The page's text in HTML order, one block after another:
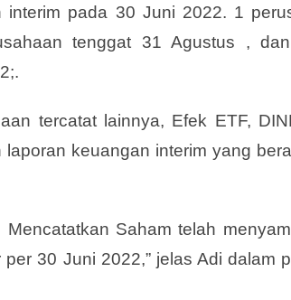
interim pada 30 Juni 2022. 1
tenggat 31 Agustus ,
tercatat lainnya, Efek ETF,
keuangan interim yang
Saham telah
30 Juni 2022,” jelas Adi dalam